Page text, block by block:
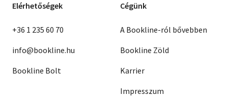
Elérhetőségek
+36 1 235 60 70
info@bookline.hu
Bookline Bolt
Cégünk
A Bookline-ról bővebben
Bookline Zöld
Karrier
Impresszum